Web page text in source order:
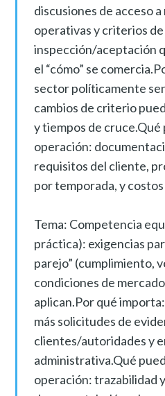
discusiones de acceso
operativas y criterios de
inspección/aceptación
el “cómo” se
sector políticamente
cambios de criterio
y tiempos de cruce.Qué
operación:
requisitos del cliente,
por temporada, y
Tema: Competencia
práctica): exigencias
parejo” (cumplimiento,
condiciones de
aplican.Por qué
más solicitudes de
clientes/autoridades y
administrativa.Qué
operación: trazabilidad